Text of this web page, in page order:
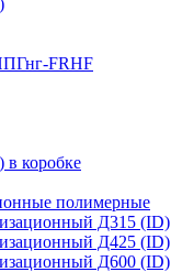
FRHF
коробке
полимерные
Д315 (ID)
Д425 (ID)
Д600 (ID)